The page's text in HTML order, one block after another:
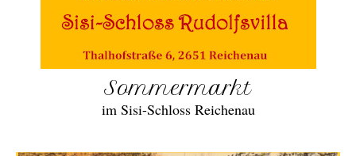
Sommermarkt
im Sisi-Schloss Reichenau